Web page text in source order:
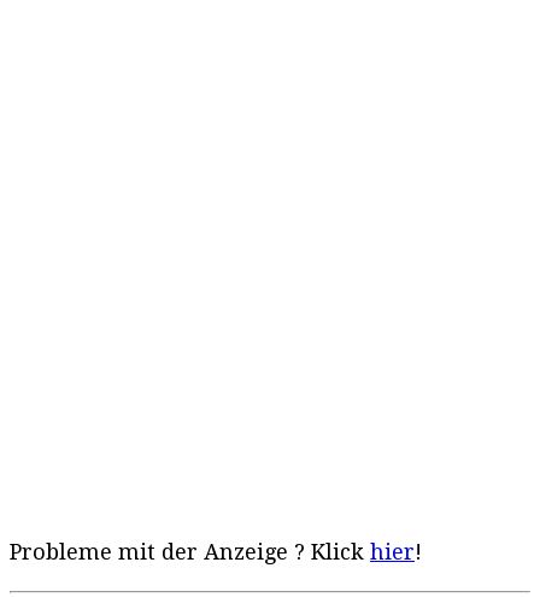
Probleme mit der Anzeige ? Klick hier!